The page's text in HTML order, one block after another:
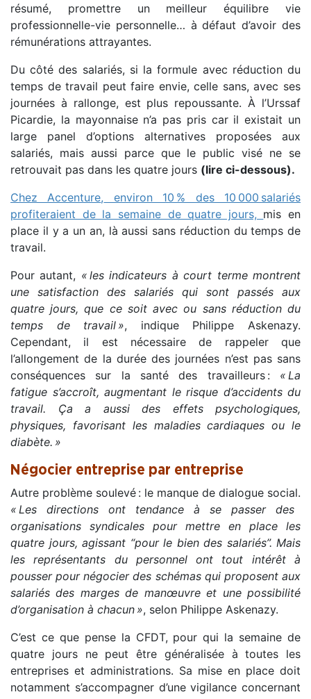
résumé, promettre un meilleur équilibre vie
professionnelle-vie personnelle… à défaut d’avoir des
rémunérations attrayantes.
Du côté des salariés, si la formule avec réduction du
temps de travail peut faire envie, celle sans, avec ses
journées à rallonge, est plus repoussante. À l’Urssaf
Picardie, la mayonnaise n’a pas pris car il existait un
large panel d’options alternatives proposées aux
salariés, mais aussi parce que le public visé ne se
retrouvait pas dans les quatre jours (lire ci-dessous).
Chez Accenture, environ 10 % des 10 000 salariés
profiteraient de la semaine de quatre jours, mis en
place il y a un an, là aussi sans réduction du temps de
travail.
Pour autant, « les indicateurs à court terme montrent
une satisfaction des salariés qui sont passés aux
quatre jours, que ce soit avec ou sans réduction du
temps de travail», indique Philippe Askenazy.
Cependant, il est nécessaire de rappeler que
l’allongement de la durée des journées n’est pas sans
conséquences sur la santé des travailleurs :
« La
fatigue s’accroît, augmentant le risque d’accidents du
travail. Ça a aussi des effets psychologiques,
physiques, favorisant les maladies cardiaques ou le
diabète. »
Négocier entreprise par entreprise
Autre problème soulevé : le manque de dialogue social.
« Les directions ont tendance à se passer des
organisations syndicales pour mettre en place les
quatre jours, agissant “pour le bien des salariés”. Mais
les représentants du personnel ont tout intérêt à
pousser pour négocier des schémas qui proposent aux
salariés des marges de manœuvre et une possibilité
d’organisation à chacun», selon Philippe Askenazy.
C’est ce que pense la CFDT, pour qui la semaine de
quatre jours ne peut être généralisée à toutes les
entreprises et administrations. Sa mise en place doit
notamment s’accompagner d’une vigilance concernant